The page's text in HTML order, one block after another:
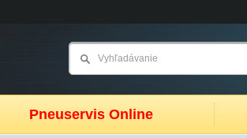
Pneuservis Online